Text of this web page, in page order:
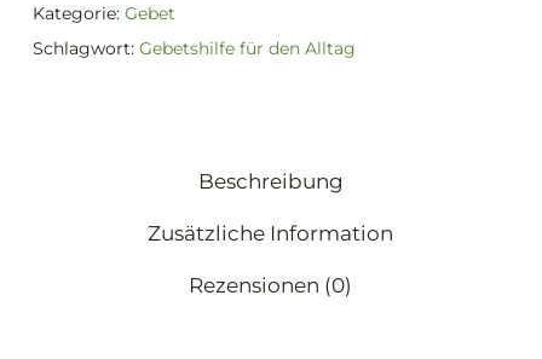
Kategorie: Gebet
Schlagwort: Gebetshilfe für den Alltag
Beschreibung
Zusätzliche Information
Rezensionen (0)